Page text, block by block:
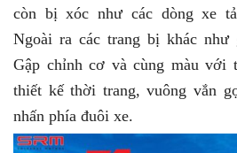
còn bị xóc như các dòng xe
Ngoài ra các trang bị khác như
Gập chỉnh cơ và cùng màu với
thiết kế thời trang, vuông vắn
nhấn phía đuôi xe.